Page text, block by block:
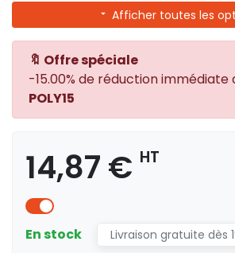
Afficher toutes les
🔖 Offre spéciale
-15.00% de réduction immédiate
POLY15
14,87 € HT
En stock
Livraison gratuite dès